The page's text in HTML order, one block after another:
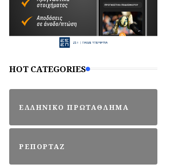
HOT CATEGORIES
ΕΛΛΗΝΙΚΟ ΠΡΩΤΑΘΛΗΜΑ
ΡΕΠΟΡΤΑΖ